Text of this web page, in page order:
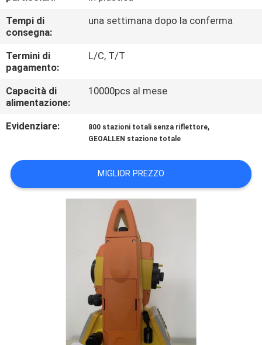
CONTATTICI
NOTIZIE
CASI
DEL
SITO
Tempi di
consegna:
una settimana dopo la conferma
Termini di
pagamento:
L/C, T/T
Capacità di
alimentazione:
10000pcs al mese
Evidenziare: 800 stazioni totali senza riflettore,
GEOALLEN stazione totale
MIGLIOR PREZZO